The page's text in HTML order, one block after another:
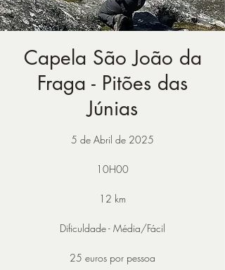
Capela São João da
Fraga - Pitões das
Júnias
5 de Abril de 2025
10H00
12 km
Dificuldade - Média/Fácil
25 euros por pessoa